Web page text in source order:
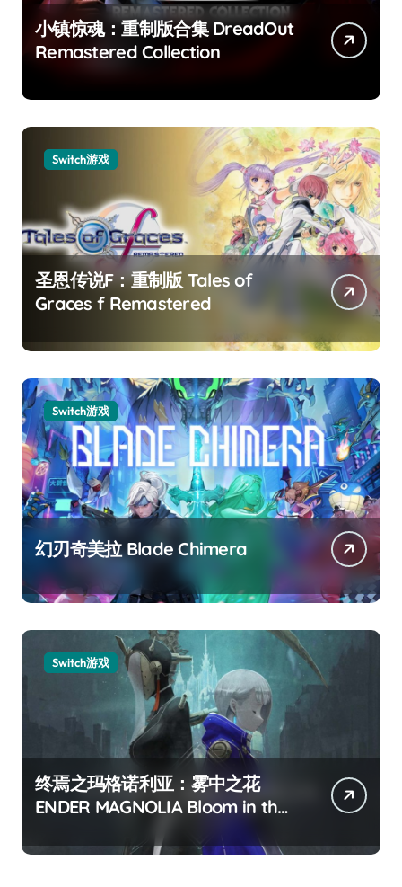
小镇惊魂：重制版合集 DreadOut
Remastered Collection
Switch游戏
圣恩传说F：重制版 Tales of
Graces f Remastered
Switch游戏
幻刃奇美拉 Blade Chimera
Switch游戏
终焉之玛格诺利亚：雾中之花
ENDER MAGNOLIA Bloom in the